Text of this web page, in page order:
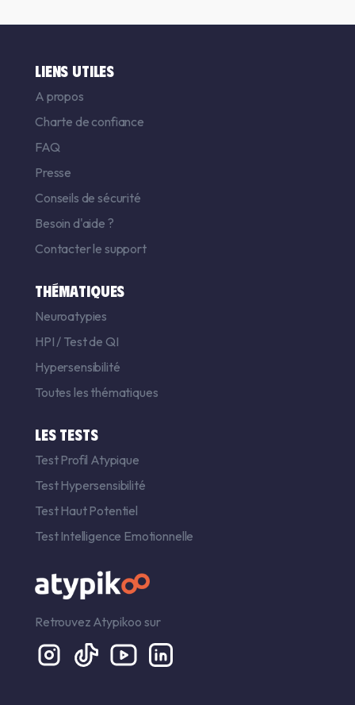
LIENS UTILES
A propos
Charte de confiance
FAQ
Presse
Conseils de sécurité
Besoin d'aide ?
Contacter le support
THÉMATIQUES
Neuroatypies
HPI / Test de QI
Hypersensibilité
Toutes les thématiques
LES TESTS
Test Profil Atypique
Test Hypersensibilité
Test Haut Potentiel
Test Intelligence Emotionnelle
Retrouvez Atypikoo sur